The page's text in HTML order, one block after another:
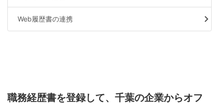
Web履歴書の連携
職務経歴書を登録して、 千葉の企業からオフ